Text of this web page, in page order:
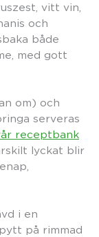
vitt vin,
och
både
med gott
om) och
serveras
receptbank
lyckat blir
i en
på rimmad